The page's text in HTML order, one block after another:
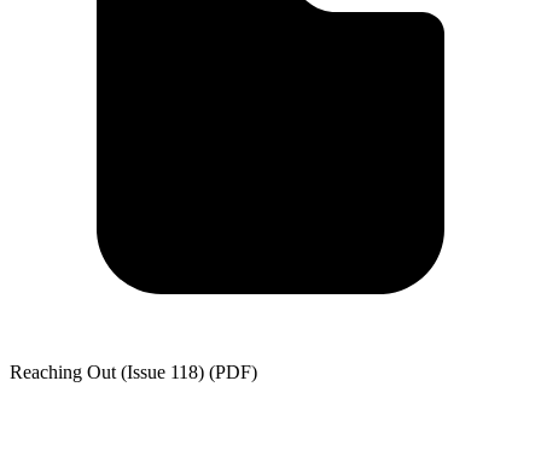
Reaching Out (Issue 118) (PDF)